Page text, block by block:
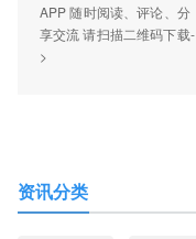
APP 随时阅读、评论、分
享交流 请扫描二维码下载-
>
资讯分类